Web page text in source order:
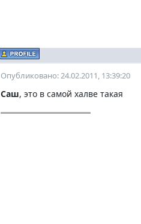
Опубликовано: 24.02.2011, 13:39:20
Саш, это в самой халве такая